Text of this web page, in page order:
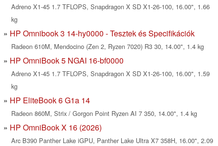
Adreno X1-45 1.7 TFLOPS, Snapdragon X SD X1-26-100, 16.00", 1.66
kg
HP Omnibook 3 14-hy0000 - Tesztek és Specifikációk
Radeon 610M, Mendocino (Zen 2, Ryzen 7020) R3 30, 14.00", 1.4 kg
HP OmniBook 5 NGAI 16-bf0000
Adreno X1-45 1.7 TFLOPS, Snapdragon X SD X1-26-100, 16.00", 1.59
kg
HP EliteBook 6 G1a 14
Radeon 860M, Strix / Gorgon Point Ryzen AI 7 350, 14.00", 1.4 kg
HP OmniBook X 16 (2026)
Arc B390 Panther Lake iGPU, Panther Lake Ultra X7 358H, 16.00", 2.09